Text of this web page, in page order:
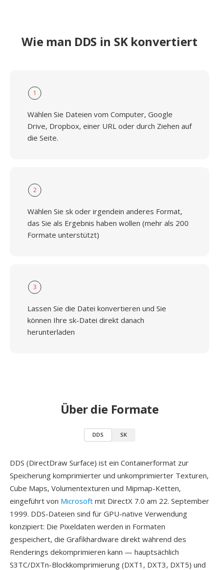
Wie man DDS in SK konvertiert
1
Wählen Sie Dateien vom Computer, Google
Drive, Dropbox, einer URL oder durch Ziehen auf
die Seite.
2
Wählen Sie sk oder irgendein anderes Format,
das Sie als Ergebnis haben wollen (mehr als 200
Formate unterstützt)
3
Lassen Sie die Datei konvertieren und Sie
können Ihre sk-Datei direkt danach
herunterladen
Über die Formate
DDS SK
DDS (DirectDraw Surface) ist ein Containerformat zur
Speicherung komprimierter und unkomprimierter Texturen,
Cube Maps, Volumentexturen und Mipmap-Ketten,
eingeführt von Microsoft mit DirectX 7.0 am 22. September
1999. DDS-Dateien sind für GPU-native Verwendung
konzipiert: Die Pixeldaten werden in Formaten
gespeichert, die Grafikhardware direkt während des
Renderings dekomprimieren kann — hauptsächlich
S3TC/DXTn-Blockkomprimierung (DXT1, DXT3, DXT5) und